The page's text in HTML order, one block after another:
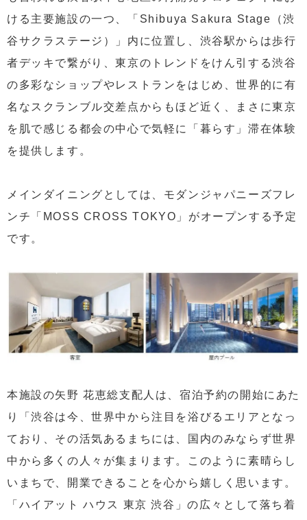
ける主要施設の一つ、「Shibuya Sakura Stage（渋
谷サクラステージ）」内に位置し、渋谷駅からは歩行
者デッキで繋がり、東京のトレンドをけん引する渋谷
の多彩なショップやレストランをはじめ、世界的に有
名なスクランブル交差点からもほど近く、まさに東京
を肌で感じる都会の中心で気軽に「暮らす」滞在体験
を提供します。
メインダイニングとしては、モダンジャパニーズフレ
ンチ「MOSS CROSS TOKYO」がオープンする予定
です。
本施設の矢野 花恵総支配人は、宿泊予約の開始にあた
り「渋谷は今、世界中から注目を浴びるエリアとなっ
ており、その活気あるまちには、国内のみならず世界
中から多くの人々が集まります。このように素晴らし
いまちで、開業できることを心から嬉しく思います。
「ハイアット ハウス 東京 渋谷」の広々として落ち着